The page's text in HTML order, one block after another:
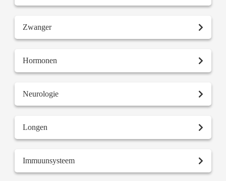
Zwanger
Hormonen
Neurologie
Longen
Immuunsysteem